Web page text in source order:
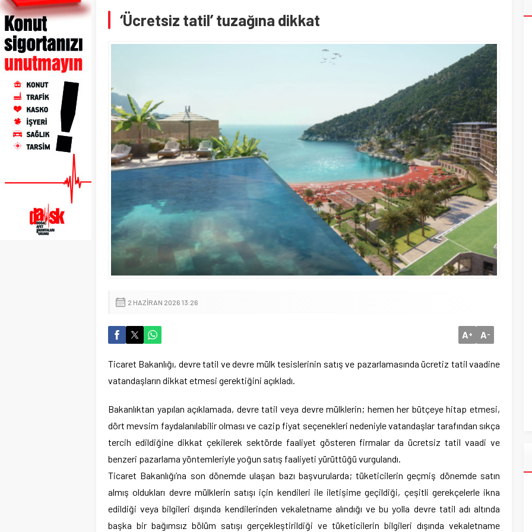
‘Ücretsiz tatil’ tuzağına dikkat
2 HAZIRAN 2026 13:26
A+ A-
Ticaret Bakanlığı, devre tatil ve devre mülk tesislerinin satış ve pazarlamasında ücretiz tatil vaadine
vatandaşların dikkat etmesi gerektiğini açıkladı.
Bakanlıktan yapılan açıklamada, devre tatil veya devre mülklerin; hemen her bütçeye hitap etmesi,
dört mevsim faydalanılabilir olması ve cazip fiyat seçenekleri nedeniyle vatandaşlar tarafından sıkça
tercih edildiğine dikkat çekilerek sektörde faaliyet gösteren firmalar da ücretsiz tatil vaadi ve
benzeri pazarlama yöntemleriyle yoğun satış faaliyeti yürüttüğü vurgulandı.
Ticaret Bakanlığı’na son dönemde ulaşan bazı başvurularda; tüketicilerin geçmiş dönemde satın
almış oldukları devre mülklerin satışı için kendileri ile iletişime geçildiği, çeşitli gerekçelerle ikna
edildiği veya bilgileri dışında kendilerinden vekaletname alındığı ve bu yolla devre tatil adı altında
başka bir bağımsız bölüm satışı gerçekleştirildiği ve tüketicilerin bilgileri dışında vekaletname